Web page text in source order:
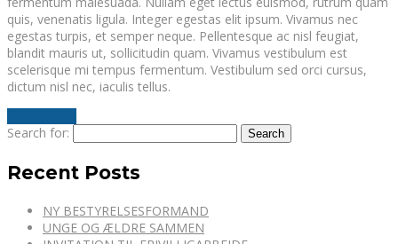
quis, venenatis ligula. Integer egestas elit ipsum. Vivamus nec
egestas turpis, et semper neque. Pellentesque ac nisl feugiat,
blandit mauris ut, sollicitudin quam. Vivamus vestibulum est
scelerisque mi tempus fermentum. Vestibulum sed orci cursus,
dictum nisl nec, iaculis tellus.
Search for:
Recent Posts
NY BESTYRELSESFORMAND
UNGE OG ÆLDRE SAMMEN